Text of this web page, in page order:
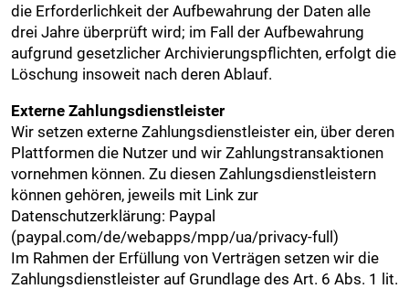
die Erforderlichkeit der Aufbewahrung der Daten alle
drei Jahre überprüft wird; im Fall der Aufbewahrung
aufgrund gesetzlicher Archivierungspflichten, erfolgt die
Löschung insoweit nach deren Ablauf.
Externe Zahlungsdienstleister
Wir setzen externe Zahlungsdienstleister ein, über deren
Plattformen die Nutzer und wir Zahlungstransaktionen
vornehmen können. Zu diesen Zahlungsdienstleistern
können gehören, jeweils mit Link zur
Datenschutzerklärung: Paypal
(paypal.com/de/webapps/mpp/ua/privacy-full)
Im Rahmen der Erfüllung von Verträgen setzen wir die
Zahlungsdienstleister auf Grundlage des Art. 6 Abs. 1 lit.